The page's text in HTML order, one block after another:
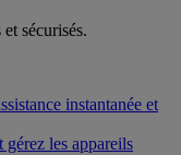
sécurisés.
instantanée et
gérez les appareils